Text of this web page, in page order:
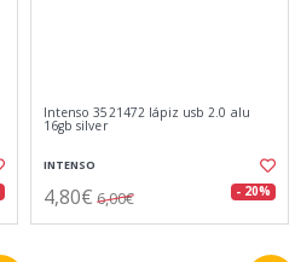
Intenso 3521472 lápiz usb 2.0 alu
16gb silver
INTENSO
4,80€ 6,00€ - 20%